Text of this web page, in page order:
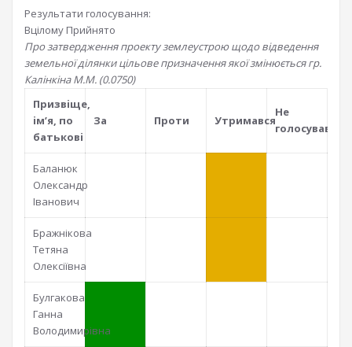
Результати голосування:
Вцілому Прийнято
Про затвердження проекту землеустрою щодо відведення
земельної ділянки цільове призначення якої змінюється гр.
Калінкіна М.М. (0.0750)
Призвiще,
iм’я, по
батьковi
За Проти Утримався
Не
голосував
Баланюк
Олександр
Іванович
Бражнікова
Тетяна
Олексіївна
Булгакова
Ганна
Володимирівна